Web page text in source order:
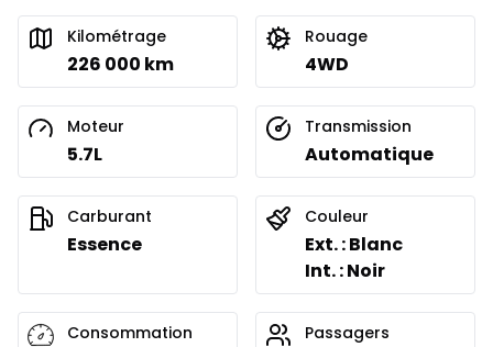
Kilométrage
226 000 km
Rouage
4WD
Moteur
5.7L
Transmission
Automatique
Carburant
Essence
Couleur
Ext. : Blanc
Int. : Noir
Consommation Passagers